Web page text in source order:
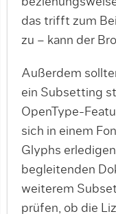
das trifft zum
zu – kann der
Außerdem
ein Subsetting
OpenType-
sich in ei­nem
Glyphs
begleitenden
weiterem
prüfen, ob die